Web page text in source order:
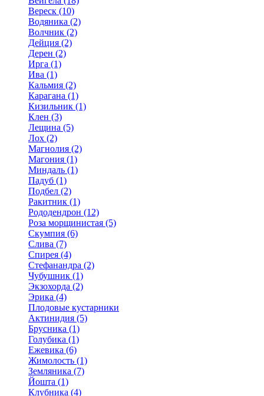
Вереск (10)
Водяника (2)
Волчник (2)
Дейция (2)
Дерен (2)
Ирга (1)
Ива (1)
Кальмия (2)
Карагана (1)
Кизильник (1)
Клен (3)
Лещина (5)
Лох (2)
Магнолия (2)
Магония (1)
Миндаль (1)
Падуб (1)
Подбел (2)
Ракитник (1)
Рододендрон (12)
Роза морщинистая (5)
Скумпия (6)
Слива (7)
Спирея (4)
Стефанандра (2)
Чубушник (1)
Экзохорда (2)
Эрика (4)
Плодовые кустарники
Актинидия (5)
Брусника (1)
Голубика (1)
Ежевика (6)
Жимолость (1)
Земляника (7)
Йошта (1)
Клубника (4)